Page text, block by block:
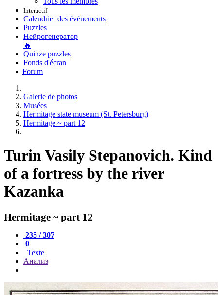
Interactif
Calendrier des événements
Puzzles
Нейрогенератор
🔥
Quinze puzzles
Fonds d'écran
Forum
Galerie de photos
Musées
Hermitage state museum (St. Petersburg)
Hermitage ~ part 12
Turin Vasily Stepanovich. Kind
of a fortress by the river
Kazanka
Hermitage ~ part 12
235 / 307
0
Texte
Анализ